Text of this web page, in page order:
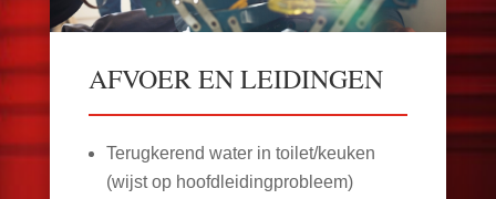
AFVOER EN LEIDINGEN
Terugkerend water in toilet/keuken
(wijst op hoofdleidingprobleem)